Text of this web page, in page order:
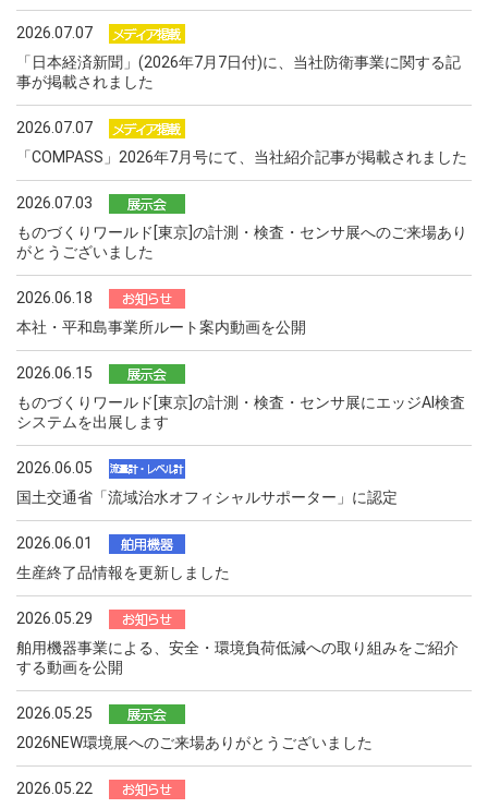
2026.07.07
「日本経済新聞」(2026年7月7日付)に、当社防衛事業に関する記
事が掲載されました
2026.07.07
「COMPASS」2026年7月号にて、当社紹介記事が掲載されました
2026.07.03
ものづくりワールド[東京]の計測・検査・センサ展へのご来場あり
がとうございました
2026.06.18
本社・平和島事業所ルート案内動画を公開
2026.06.15
ものづくりワールド[東京]の計測・検査・センサ展にエッジAI検査
システムを出展します
2026.06.05
国土交通省「流域治水オフィシャルサポーター」に認定
2026.06.01
生産終了品情報を更新しました
2026.05.29
舶用機器事業による、安全・環境負荷低減への取り組みをご紹介
する動画を公開
2026.05.25
2026NEW環境展へのご来場ありがとうございました
2026.05.22